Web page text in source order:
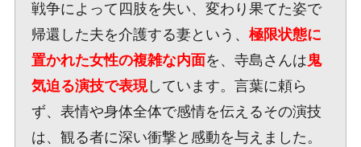
戦争によって四肢を失い、変わり果てた姿で
帰還した夫を介護する妻という、 極限状態に
置かれた女性の複雑な内面を、寺島さんは鬼
気迫る演技で表現しています。言葉に頼ら
ず、表情や身体全体で感情を伝えるその演技
は、観る者に深い衝撃と感動を与えました。